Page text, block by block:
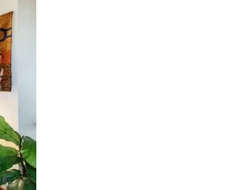
desliza el dedo.